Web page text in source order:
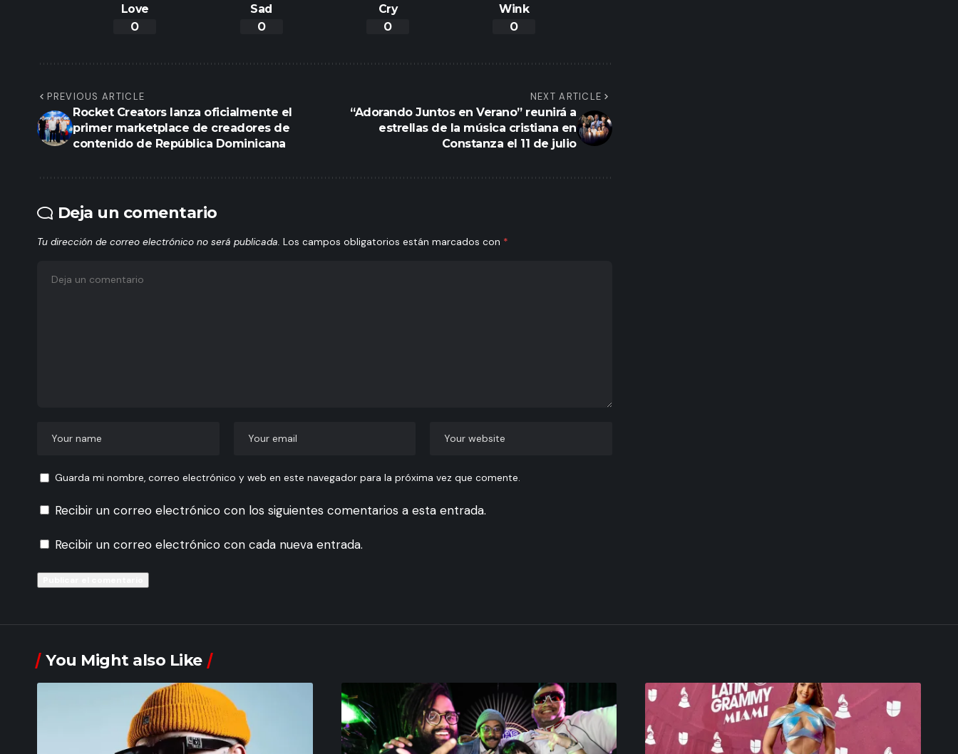
Love
0
Sad
0
Cry
0
Wink
0
PREVIOUS ARTICLE
Rocket Creators lanza oficialmente el
primer marketplace de creadores de
contenido de República Dominicana
NEXT ARTICLE
“Adorando Juntos en Verano” reunirá a
estrellas de la música cristiana en
Constanza el 11 de julio
Deja un comentario
Tu dirección de correo electrónico no será publicada. Los campos obligatorios están marcados con *
Guarda mi nombre, correo electrónico y web en este navegador para la próxima vez que comente.
Recibir un correo electrónico con los siguientes comentarios a esta entrada.
Recibir un correo electrónico con cada nueva entrada.
You Might also Like